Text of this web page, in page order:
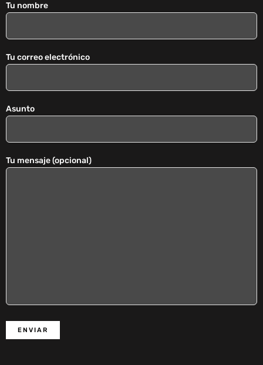
Tu nombre
Tu correo electrónico
Asunto
Tu mensaje (opcional)